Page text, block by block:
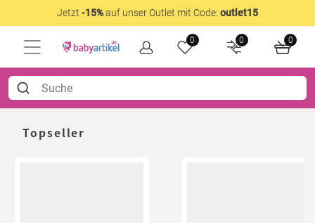
Jetzt -15%auf unser Outlet mit Code: outlet15
0 0 0
Topseller